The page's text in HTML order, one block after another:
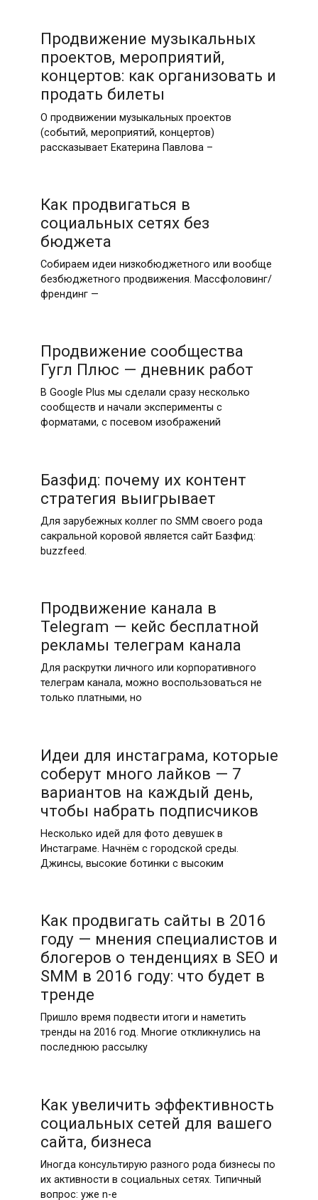
Продвижение музыкальных
проектов, мероприятий,
концертов: как организовать и
продать билеты
О продвижении музыкальных проектов
(событий, мероприятий, концертов)
рассказывает Екатерина Павлова –
Как продвигаться в
социальных сетях без
бюджета
Собираем идеи низкобюджетного или вообще
безбюджетного продвижения. Массфоловинг/
френдинг —
Продвижение сообщества
Гугл Плюс — дневник работ
В Google Plus мы сделали сразу несколько
сообществ и начали эксперименты с
форматами, с посевом изображений
Базфид: почему их контент
стратегия выигрывает
Для зарубежных коллег по SMM своего рода
сакральной коровой является сайт Базфид:
buzzfeed.
Продвижение канала в
Telegram — кейс бесплатной
рекламы телеграм канала
Для раскрутки личного или корпоративного
телеграм канала, можно воспользоваться не
только платными, но
Идеи для инстаграма, которые
соберут много лайков — 7
вариантов на каждый день,
чтобы набрать подписчиков
Несколько идей для фото девушек в
Инстаграме. Начнём с городской среды.
Джинсы, высокие ботинки с высоким
Как продвигать сайты в 2016
году — мнения специалистов и
блогеров о тенденциях в SEO и
SMM в 2016 году: что будет в
тренде
Пришло время подвести итоги и наметить
тренды на 2016 год. Многие откликнулись на
последнюю рассылку
Как увеличить эффективность
социальных сетей для вашего
сайта, бизнеса
Иногда консультирую разного рода бизнесы по
их активности в социальных сетях. Типичный
вопрос: уже n-е